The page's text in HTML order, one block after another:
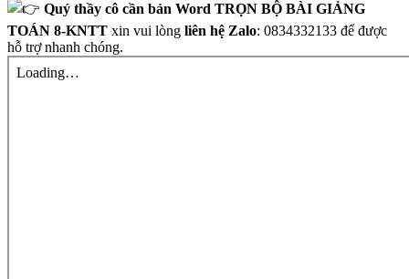
Quý thầy cô cần bản Word TRỌN BỘ BÀI GIẢNG
TOÁN 8-KNTT xin vui lòng liên hệ Zalo: 0834332133 để được
hỗ trợ nhanh chóng.